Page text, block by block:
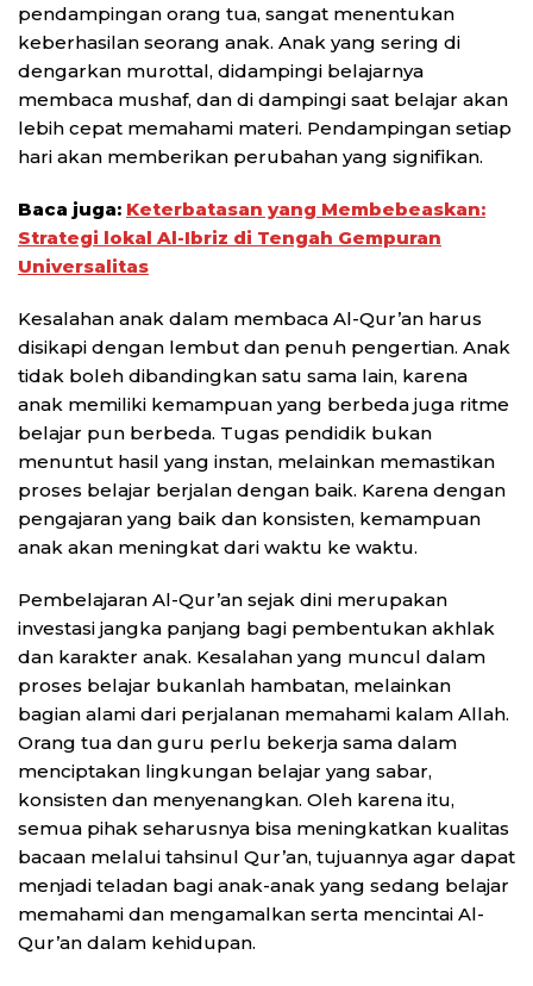
pendampingan orang tua, sangat menentukan
keberhasilan seorang anak. Anak yang sering di
dengarkan murottal, didampingi belajarnya
membaca mushaf, dan di dampingi saat belajar akan
lebih cepat memahami materi. Pendampingan setiap
hari akan memberikan perubahan yang signifikan.
Baca juga: Keterbatasan yang Membebeaskan:
Strategi lokal Al-Ibriz di Tengah Gempuran
Universalitas
Kesalahan anak dalam membaca Al-Qur’an harus
disikapi dengan lembut dan penuh pengertian. Anak
tidak boleh dibandingkan satu sama lain, karena
anak memiliki kemampuan yang berbeda juga ritme
belajar pun berbeda. Tugas pendidik bukan
menuntut hasil yang instan, melainkan memastikan
proses belajar berjalan dengan baik. Karena dengan
pengajaran yang baik dan konsisten, kemampuan
anak akan meningkat dari waktu ke waktu.
Pembelajaran Al-Qur’an sejak dini merupakan
investasi jangka panjang bagi pembentukan akhlak
dan karakter anak. Kesalahan yang muncul dalam
proses belajar bukanlah hambatan, melainkan
bagian alami dari perjalanan memahami kalam Allah.
Orang tua dan guru perlu bekerja sama dalam
menciptakan lingkungan belajar yang sabar,
konsisten dan menyenangkan. Oleh karena itu,
semua pihak seharusnya bisa meningkatkan kualitas
bacaan melalui tahsinul Qur’an, tujuannya agar dapat
menjadi teladan bagi anak-anak yang sedang belajar
memahami dan mengamalkan serta mencintai Al-
Qur’an dalam kehidupan.